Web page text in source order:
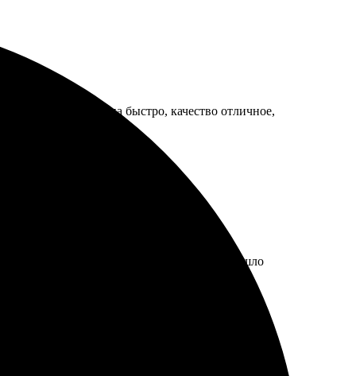
Работа выполнена быстро, качество отличное,
четкие. Доставка также порадовала — пришло